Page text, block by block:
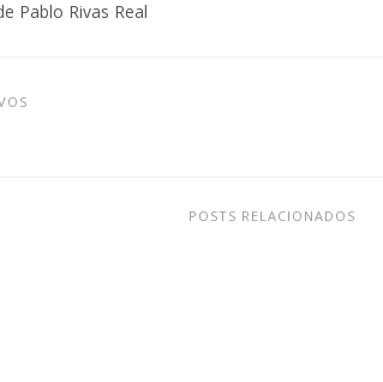
Pablo Rivas Real
POSTS RELACIONADOS